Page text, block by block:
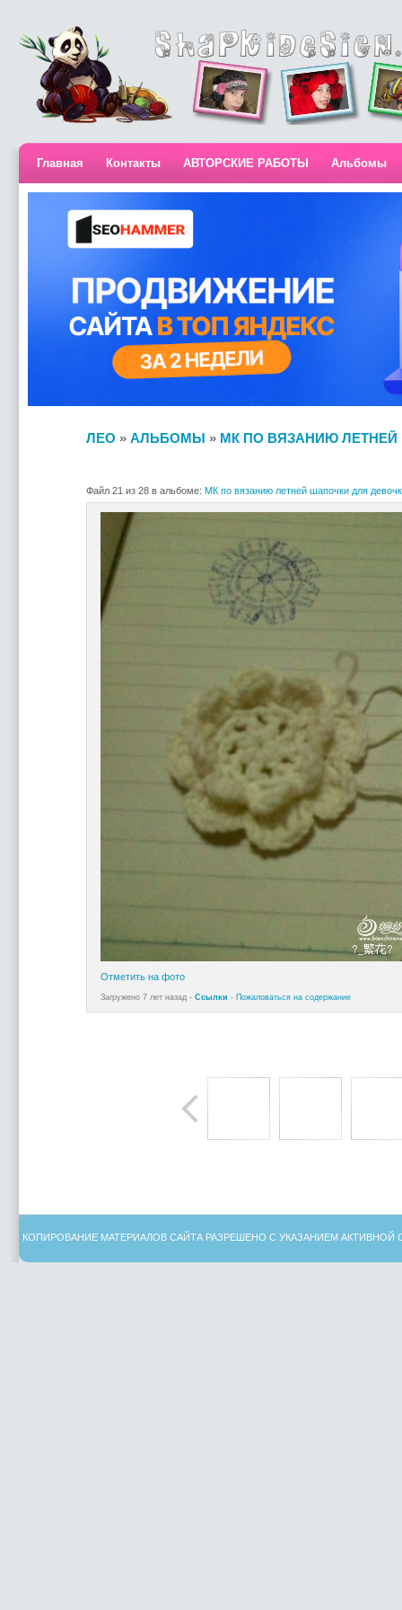
Главная Контакты АВТОРСКИЕ РАБОТЫ Альбомы
ЛЕО » АЛЬБОМЫ » МК ПО ВЯЗАНИЮ
Файл 21 из 28 в альбоме: МК по вязанию летней шапочки для
Отметить на фото
Загружено 7 лет назад - Ссылки - Пожаловаться на содержание
КОПИРОВАНИЕ МАТЕРИАЛОВ САЙТА РАЗРЕШЕНО С УКАЗАНИЕМ АКТИВНОЙ